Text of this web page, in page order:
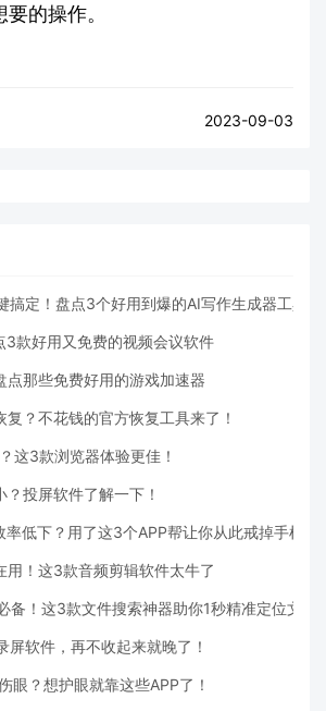
的操作。
2023-09-03
搞定！盘点3个好用到爆的AI写作生成器工具
3款好用又免费的视频会议软件
点那些免费好用的游戏加速器
复？不花钱的官方恢复工具来了！
这3款浏览器体验更佳！
？投屏软件了解一下！
低下？用了这3个APP帮让你从此戒掉手机！
用！这3款音频剪辑软件太牛了
备！这3款文件搜索神器助你1秒精准定位文件
屏软件，再不收起来就晚了！
眼？想护眼就靠这些APP了！